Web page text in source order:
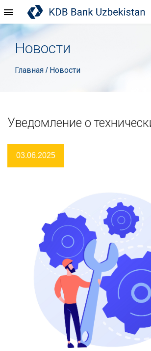
Новости
Главная / Новости
Уведомление о
03.06.2025